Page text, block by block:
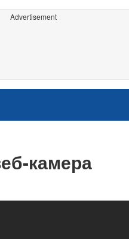
Advertisement
камера